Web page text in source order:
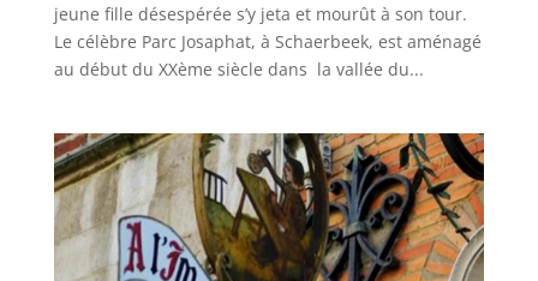
jeune fille désespérée s’y jeta et mourût à son tour.
Le célèbre Parc Josaphat, à Schaerbeek, est aménagé
au début du XXème siècle dans la vallée du...